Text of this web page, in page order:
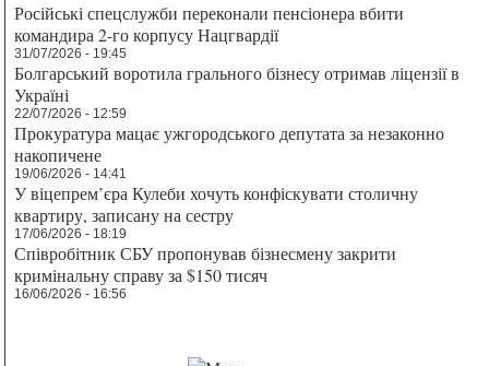
Російські спецслужби переконали пенсіонера вбити
командира 2-го корпусу Нацгвардії
31/07/2026 - 19:45
Болгарський воротила грального бізнесу отримав ліцензії в
Україні
22/07/2026 - 12:59
Прокуратура мацає ужгородського депутата за незаконно
накопичене
19/06/2026 - 14:41
У віцепрем’єра Кулеби хочуть конфіскувати столичну
квартиру, записану на сестру
17/06/2026 - 18:19
Співробітник СБУ пропонував бізнесмену закрити
кримінальну справу за $150 тисяч
16/06/2026 - 16:56